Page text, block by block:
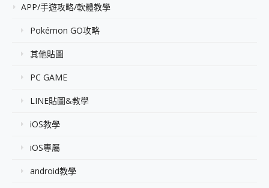
APP/手遊攻略/軟體教學
Pokémon GO攻略
其他貼圖
PC GAME
LINE貼圖&教學
iOS教學
iOS專屬
android教學